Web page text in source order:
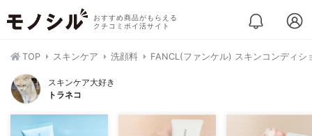
おすすめ商品がもらえる
クチコミポイ活サイト
TOP スキンケア 洗顔料 FANCL(ファンケル) スキンコンディシ
スキンケア大好き
トラネコ